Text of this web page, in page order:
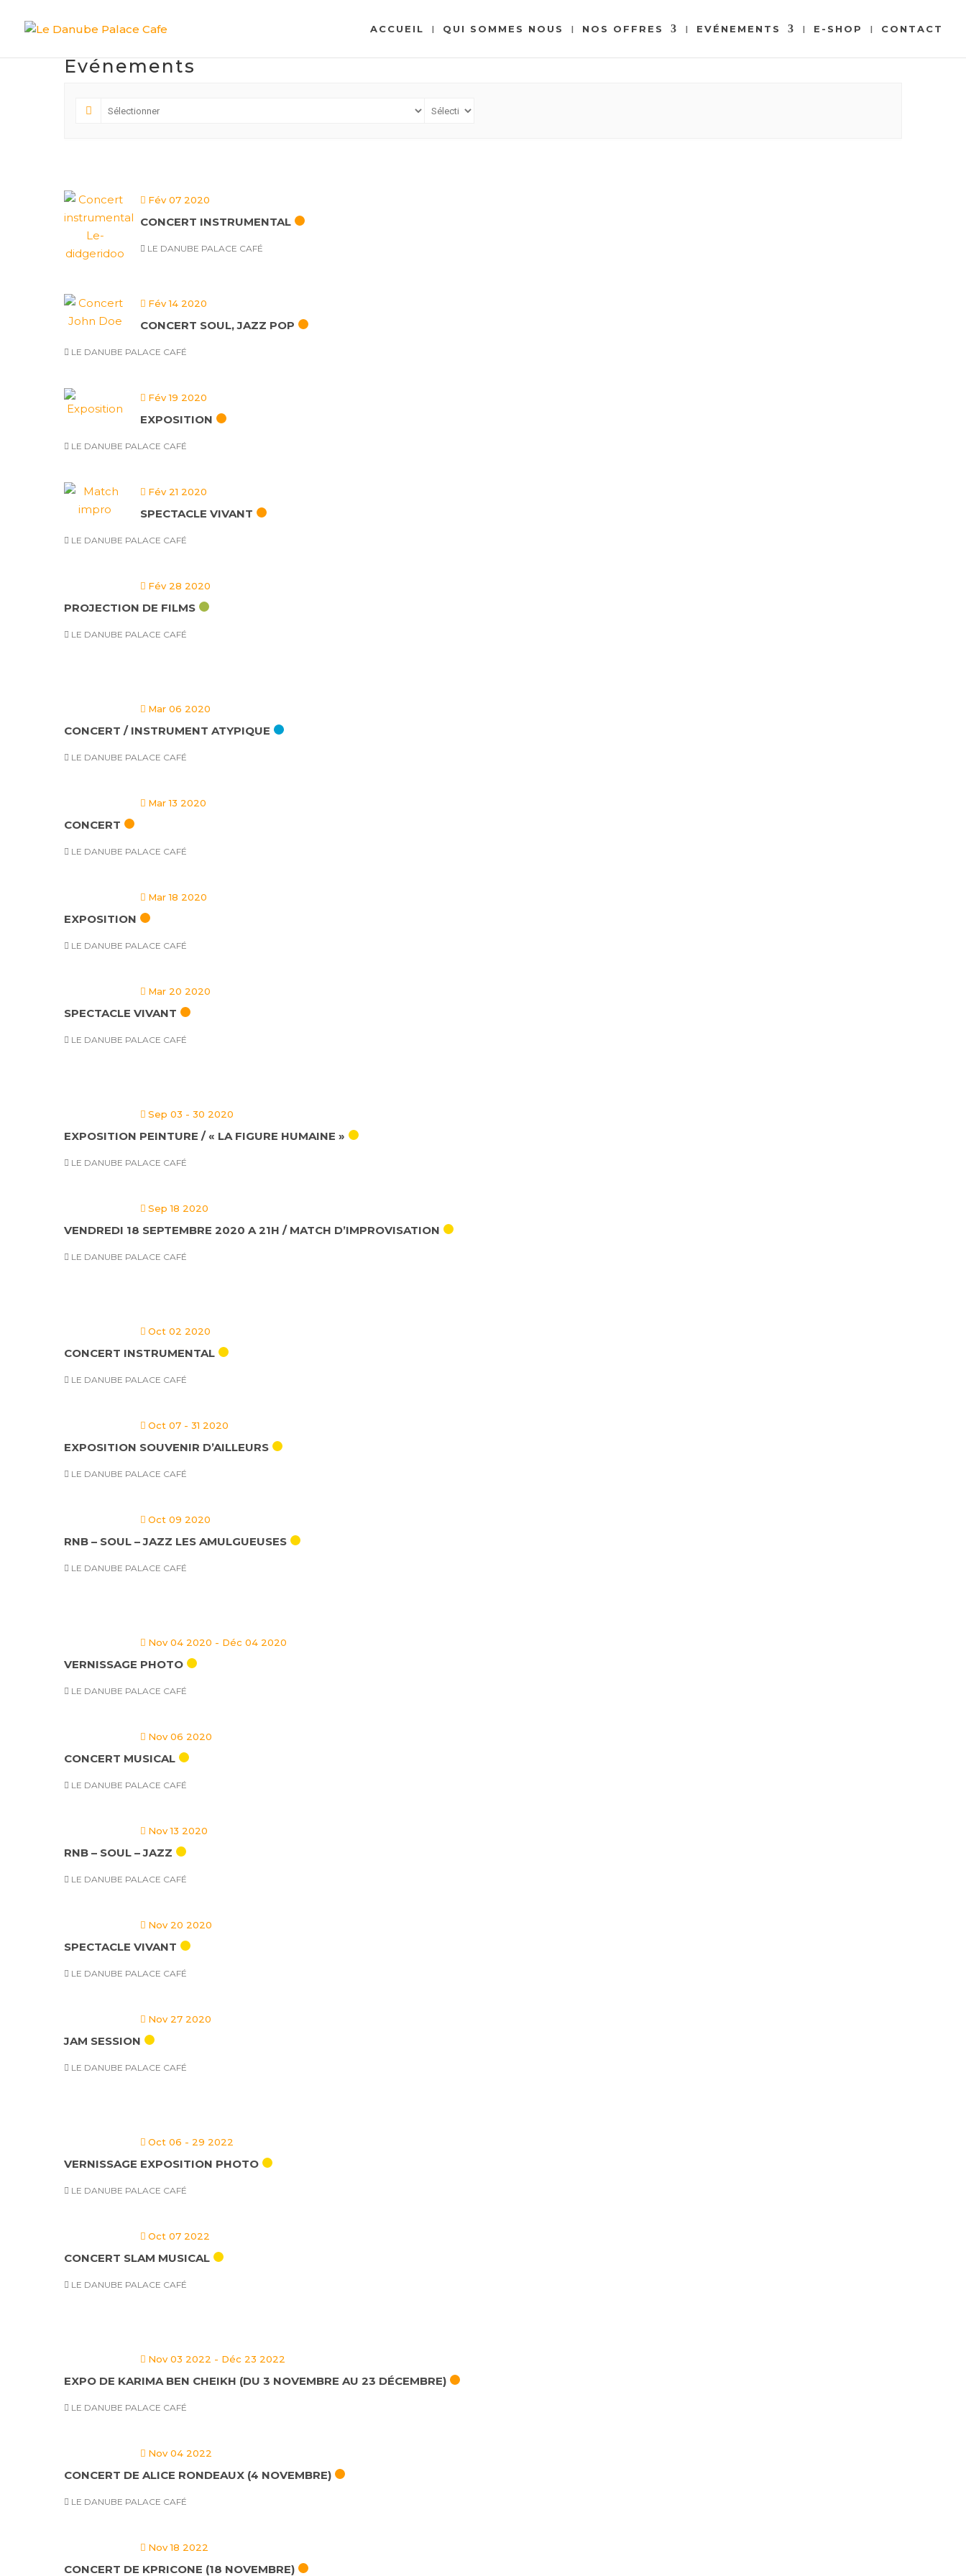
ACCUEIL QUI SOMMES NOUS NOS OFFRES EVÉNEMENTS E-SHOP CONTACT
Evénements
Fév 07 2020
CONCERT INSTRUMENTAL
LE DANUBE PALACE CAFÉ
Fév 14 2020
CONCERT SOUL, JAZZ POP
LE DANUBE PALACE CAFÉ
Fév 19 2020
EXPOSITION
LE DANUBE PALACE CAFÉ
Fév 21 2020
SPECTACLE VIVANT
LE DANUBE PALACE CAFÉ
Fév 28 2020
PROJECTION DE FILMS
LE DANUBE PALACE CAFÉ
Mar 06 2020
CONCERT / INSTRUMENT ATYPIQUE
LE DANUBE PALACE CAFÉ
Mar 13 2020
CONCERT
LE DANUBE PALACE CAFÉ
Mar 18 2020
EXPOSITION
LE DANUBE PALACE CAFÉ
Mar 20 2020
SPECTACLE VIVANT
LE DANUBE PALACE CAFÉ
Sep 03 - 30 2020
EXPOSITION PEINTURE / « LA FIGURE HUMAINE »
LE DANUBE PALACE CAFÉ
Sep 18 2020
VENDREDI 18 SEPTEMBRE 2020 A 21H / MATCH D’IMPROVISATION
LE DANUBE PALACE CAFÉ
Oct 02 2020
CONCERT INSTRUMENTAL
LE DANUBE PALACE CAFÉ
Oct 07 - 31 2020
EXPOSITION SOUVENIR D’AILLEURS
LE DANUBE PALACE CAFÉ
Oct 09 2020
RNB – SOUL – JAZZ LES AMULGUEUSES
LE DANUBE PALACE CAFÉ
Nov 04 2020 - Déc 04 2020
VERNISSAGE PHOTO
LE DANUBE PALACE CAFÉ
Nov 06 2020
CONCERT MUSICAL
LE DANUBE PALACE CAFÉ
Nov 13 2020
RNB – SOUL – JAZZ
LE DANUBE PALACE CAFÉ
Nov 20 2020
SPECTACLE VIVANT
LE DANUBE PALACE CAFÉ
Nov 27 2020
JAM SESSION
LE DANUBE PALACE CAFÉ
Oct 06 - 29 2022
VERNISSAGE EXPOSITION PHOTO
LE DANUBE PALACE CAFÉ
Oct 07 2022
CONCERT SLAM MUSICAL
LE DANUBE PALACE CAFÉ
Nov 03 2022 - Déc 23 2022
EXPO DE KARIMA BEN CHEIKH (DU 3 NOVEMBRE AU 23 DÉCEMBRE)
LE DANUBE PALACE CAFÉ
Nov 04 2022
CONCERT DE ALICE RONDEAUX (4 NOVEMBRE)
LE DANUBE PALACE CAFÉ
Nov 18 2022
CONCERT DE KPRICONE (18 NOVEMBRE)